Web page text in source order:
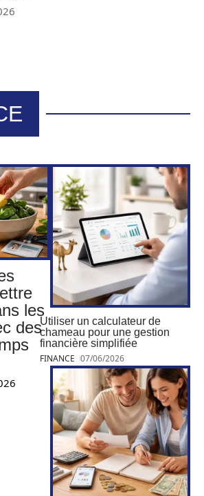
les
desUtiliser un calculateur de
chameau pour une gestion
financière simplifiée
FINANCE 07/06/2026